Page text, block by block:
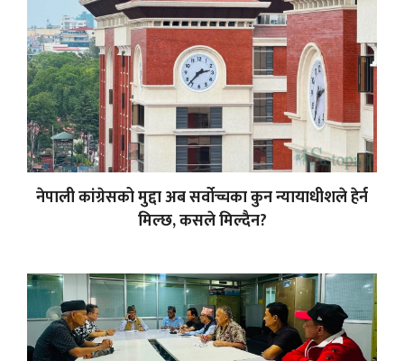
नेपाली कांग्रेसको मुद्दा अब सर्वोच्चका कुन न्यायाधीशले हेर्न
मिल्छ, कसले मिल्दैन?